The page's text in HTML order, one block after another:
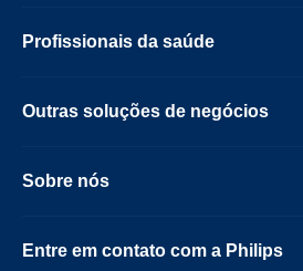
Profissionais da saúde
Outras soluções de negócios
Sobre nós
Entre em contato com a Philips